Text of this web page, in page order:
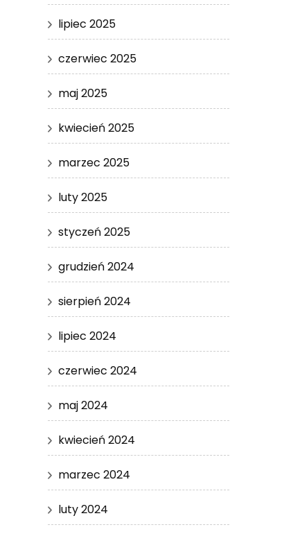
lipiec 2025
czerwiec 2025
maj 2025
kwiecień 2025
marzec 2025
luty 2025
styczeń 2025
grudzień 2024
sierpień 2024
lipiec 2024
czerwiec 2024
maj 2024
kwiecień 2024
marzec 2024
luty 2024